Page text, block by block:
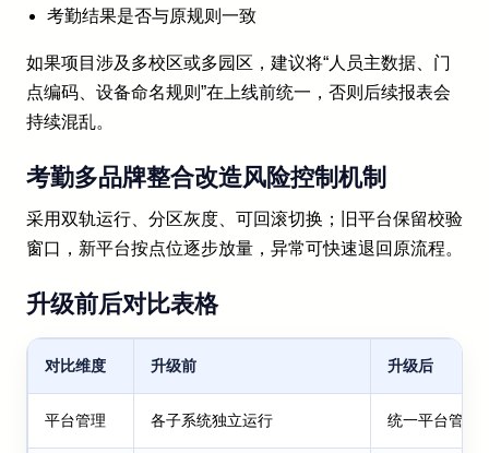
考勤结果是否与原规则一致
如果项目涉及多校区或多园区，建议将“人员主数据、门
点编码、设备命名规则”在上线前统一，否则后续报表会
持续混乱。
考勤多品牌整合改造风险控制机制
采用双轨运行、分区灰度、可回滚切换；旧平台保留校验
窗口，新平台按点位逐步放量，异常可快速退回原流程。
升级前后对比表格
对比维度 升级前 升级后
平台管理 各子系统独立运行 统一平台管理